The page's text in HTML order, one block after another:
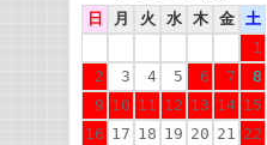
日
月 火 水 木 金
土
1
2
3 4 5 6 7
8
9 10 11 12 13 14 15
16 17 18 19 20 21 22